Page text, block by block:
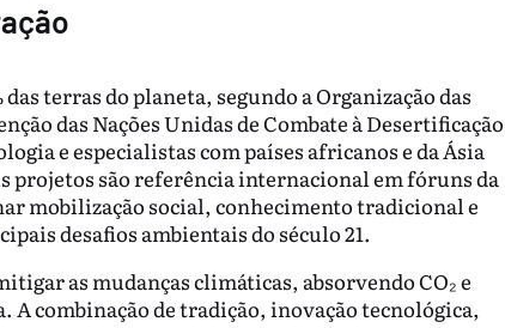
terras do planeta, segundo a Organização das
das Nações Unidas de Combate à Desertificação
e especialistas com países africanos e da Ásia
projetos são referência internacional em fóruns da
mobilização social, conhecimento tradicional e
desafios ambientais do século 21.
as mudanças climáticas, absorvendo CO₂ e
A combinação de tradição, inovação tecnológica,